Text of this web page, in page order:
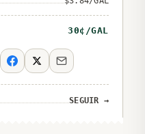
30¢/GAL
SEGUIR →